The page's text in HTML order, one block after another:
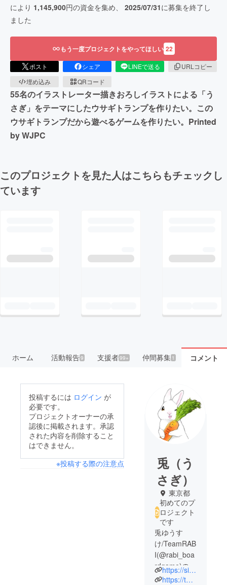
により 1,145,900円の資金を集め、 2025/07/31に募集を終了し
ました
もう一度プロジェクトをやってほしい 22
ポスト シェア LINEで送る
URLコピー
埋め込み
QRコード
55名のイラストレーター描きおろしイラストによる「う
さぎ」をテーマにしたウサギトランプを作りたい。この
ウサギトランプだから遊べるゲームを作りたい。Printed
by WJPC
このプロジェクトを見た人はこちらもチェックし
ています
ホーム 活動報告9 支援者99+ 仲間募集 1 コメント
投稿するには ログイン が
必要です。
プロジェクトオーナーの承
認後に掲載されます。承認
された内容を削除すること
はできません。
※投稿する際の注意点
兎（う
さぎ）
東京都
初めてのプ
ロジェクト
です
兎ゆうす
け/TeamRAB
I(@rabi_boa
rdgame)の
ボードゲー
https://sites.google.com/view/rabi-boardgame/home
https://twitter.com/RabbitNoname